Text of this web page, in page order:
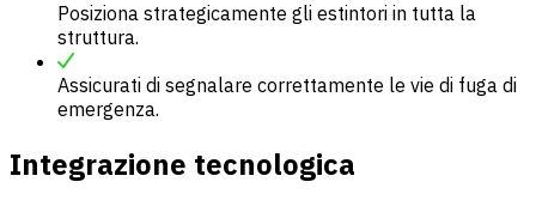
Posiziona strategicamente gli estintori in tutta la
struttura.
Assicurati di segnalare correttamente le vie di fuga di
emergenza.
Integrazione tecnologica